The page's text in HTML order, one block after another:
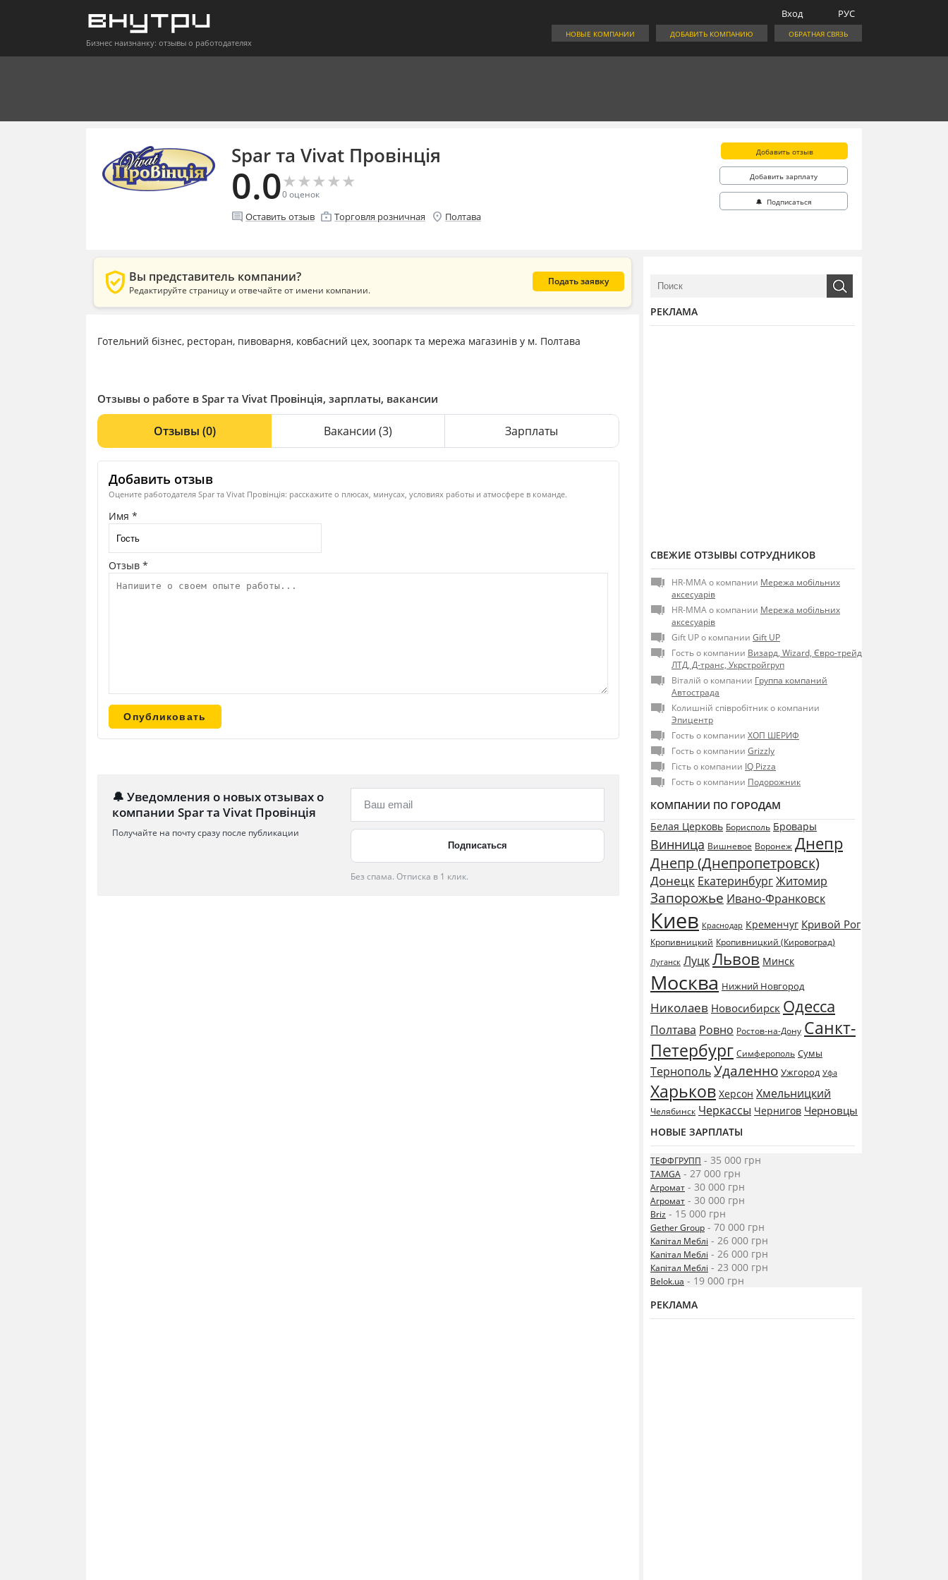
Бизнес наизнанку: отзывы о работодателях
РУС
Вход
ОБРАТНАЯ СВЯЗЬ
ДОБАВИТЬ КОМПАНИЮ
НОВЫЕ КОМПАНИИ
Spar та Vivat Провінція
0.0★
★★
★★
★★
★★
★
0оценок
comment Оставить отзыв enterprise Торговля розничная location_on Полтава
Добавить отзыв
Добавить зарплату
🔔 Подписаться
verified_user Вы представитель компании?
Редактируйте страницу и отвечайте от имени компании.
Подать заявку
Готельний бізнес, ресторан, пивоварня, ковбасний цех, зоопарк та мережа магазинів у м. Полтава
Отзывы о работе в Spar та Vivat Провінція, зарплаты, вакансии
Отзывы (0) Вакансии (3) Зарплаты
Добавить отзыв
Оцените работодателя Spar та Vivat Провінція: расскажите о плюсах, минусах, условиях работы и атмосфере в команде.
Имя *
Отзыв *
🔔 Уведомления о новых отзывах о
компании Spar та Vivat Провінція
Получайте на почту сразу после публикации
Без спама. Отписка в 1 клик.
РЕКЛАМА
СВЕЖИЕ ОТЗЫВЫ СОТРУДНИКОВ
HR-MMA о компании Мережа мобільних
аксесуарів
HR-MMA о компании Мережа мобільних
аксесуарів
Gift UP о компании Gift UP
Гость о компании Визард, Wizard, Євро-трейд
ЛТД, Д-транс, Укрстройгруп
Віталій о компании Группа компаний
Автострада
Колишній співробітник о компании
Эпицентр
Гость о компании ХОП ШЕРИФ
Гость о компании Grizzly
Гість о компании IQ Pizza
Гость о компании Подорожник
КОМПАНИИ ПО ГОРОДАМ
Белая Церковь Борисполь Бровары
Винница Вишневое Воронеж Днепр
Днепр (Днепропетровск)
Донецк ЕкатеринбургЖитомир
Запорожье Ивано-Франковск
Киев Краснодар Кременчуг Кривой Рог
Кропивницкий Кропивницкий (Кировоград)
Луганск ЛуцкЛьвов Минск
Москва Нижний Новгород
Николаев Новосибирск Одесса
Полтава Ровно Ростов-на-Дону Санкт-
Петербург Симферополь Сумы
ТернопольУдаленно Ужгород Уфа
Харьков Херсон Хмельницкий
Челябинск Черкассы Чернигов Черновцы
НОВЫЕ ЗАРПЛАТЫ
ТЕФФГРУПП - 35 000 грн
TAMGA - 27 000 грн
Агромат - 30 000 грн
Агромат - 30 000 грн
Briz - 15 000 грн
Gether Group - 70 000 грн
Капітал Меблі - 26 000 грн
Капітал Меблі - 26 000 грн
Капітал Меблі - 23 000 грн
Belok.ua - 19 000 грн
РЕКЛАМА